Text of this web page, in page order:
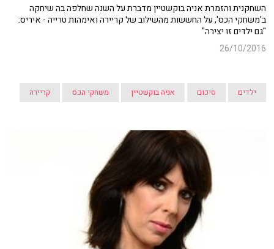
השחקנית והזמרת אניה בוקשטיין מדברת על השנה שחלפה בה שיחקה
ב'משחקי הכס', על החששות מהשילוב של קריירה ואימהות טרייה - איריס:
"גם ילדים זו יצירה"
26/10/2016
ילדים סיכום אניה בוקשטיין משחקי הכס קריירה